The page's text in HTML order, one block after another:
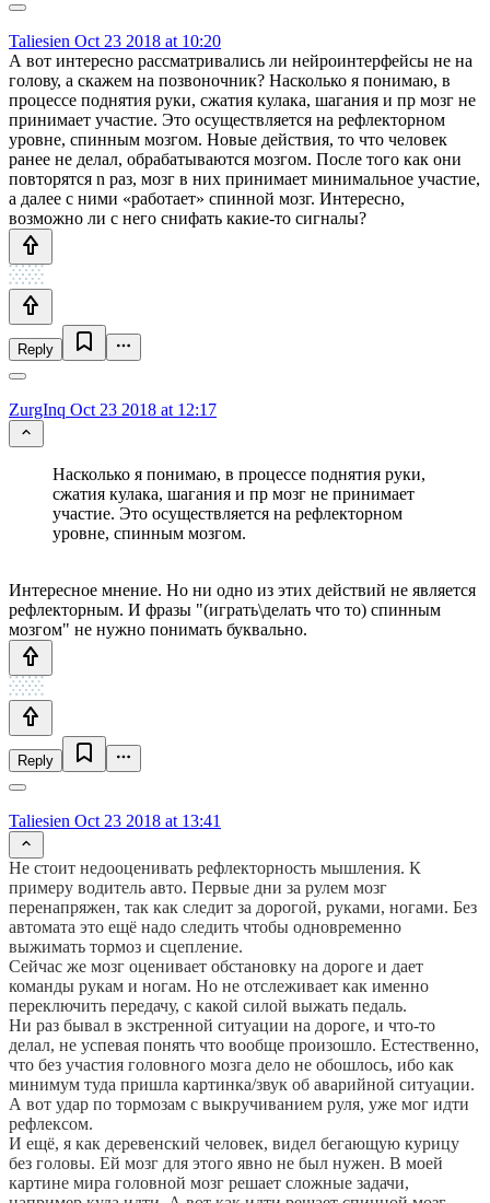
Taliesien Oct 23 2018 at 10:20
А вот интересно рассматривались ли нейроинтерфейсы не на
голову, а скажем на позвоночник? Насколько я понимаю, в
процессе поднятия руки, сжатия кулака, шагания и пр мозг не
принимает участие. Это осуществляется на рефлекторном
уровне, спинным мозгом. Новые действия, то что человек
ранее не делал, обрабатываются мозгом. После того как они
повторятся n раз, мозг в них принимает минимальное участие,
а далее с ними «работает» спинной мозг. Интересно,
возможно ли с него снифать какие-то сигналы?
Reply
ZurgInq Oct 23 2018 at 12:17
Насколько я понимаю, в процессе поднятия руки,
сжатия кулака, шагания и пр мозг не принимает
участие. Это осуществляется на рефлекторном
уровне, спинным мозгом.
Интересное мнение. Но ни одно из этих действий не является
рефлекторным. И фразы "(играть\делать что то) спинным
мозгом" не нужно понимать буквально.
Reply
Taliesien Oct 23 2018 at 13:41
Не стоит недооценивать рефлекторность мышления. К
примеру водитель авто. Первые дни за рулем мозг
перенапряжен, так как следит за дорогой, руками, ногами. Без
автомата это ещё надо следить чтобы одновременно
выжимать тормоз и сцепление.
Сейчас же мозг оценивает обстановку на дороге и дает
команды рукам и ногам. Но не отслеживает как именно
переключить передачу, с какой силой выжать педаль.
Ни раз бывал в экстренной ситуации на дороге, и что-то
делал, не успевая понять что вообще произошло. Естественно,
что без участия головного мозга дело не обошлось, ибо как
минимум туда пришла картинка/звук об аварийной ситуации.
А вот удар по тормозам с выкручиванием руля, уже мог идти
рефлексом.
И ещё, я как деревенский человек, видел бегающую курицу
без головы. Ей мозг для этого явно не был нужен. В моей
картине мира головной мозг решает сложные задачи,